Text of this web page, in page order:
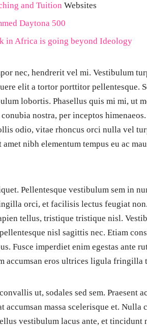
and Tuition Websites
Daytona 500
in Africa is going beyond Ideology
nec, hendrerit vel mi. Vestibulum
elit a tortor porttitor pellentesque.
lobortis. Phasellus quis mi mi, ut
nostra, per inceptos
odio, vitae rhoncus orci nulla vel
nibh elementum tempus eu ac
Pellentesque vestibulum sem in
orci, et facilisis lectus feugiat
tellus, tristique tristique nisl.
nisl sagittis nec. Etiam
Fusce imperdiet enim egestas ante
accumsan eros ultrices ligula fringilla
ut, sodales sed sem. Praesent
accumsan massa scelerisque et.
vestibulum lacus ante, et tincidunt